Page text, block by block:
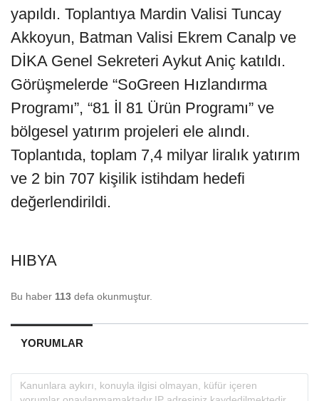
yapıldı. Toplantıya Mardin Valisi Tuncay
Akkoyun, Batman Valisi Ekrem Canalp ve
DİKA Genel Sekreteri Aykut Aniç katıldı.
Görüşmelerde “SoGreen Hızlandırma
Programı”, “81 İl 81 Ürün Programı” ve
bölgesel yatırım projeleri ele alındı.
Toplantıda, toplam 7,4 milyar liralık yatırım
ve 2 bin 707 kişilik istihdam hedefi
değerlendirildi.
HIBYA
Bu haber 113 defa okunmuştur.
YORUMLAR